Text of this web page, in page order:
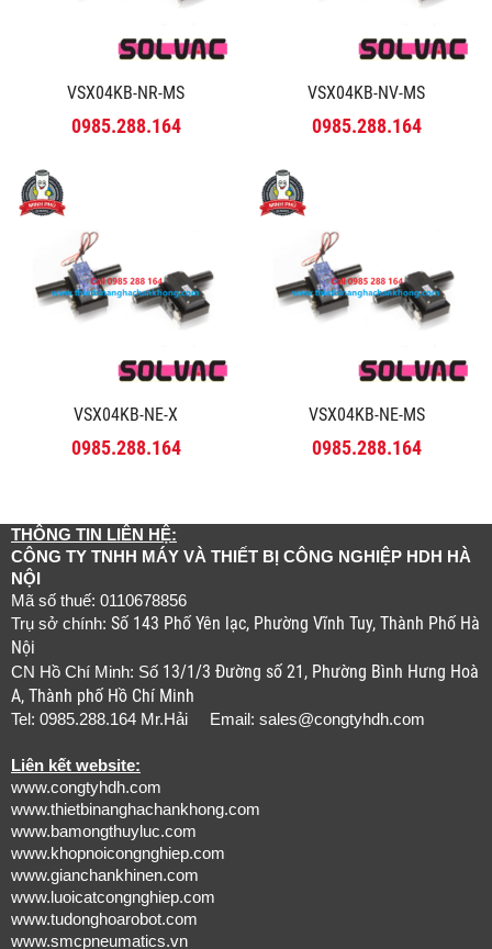
VSX04KB-NR-MS
0985.288.164
VSX04KB-NV-MS
0985.288.164
VSX04KB-NE-X
0985.288.164
VSX04KB-NE-MS
0985.288.164
THÔNG TIN LIÊN HỆ:
CÔNG TY TNHH MÁY VÀ THIẾT BỊ CÔNG NGHIỆP HDH HÀ
NỘI
Mã số thuế: 0110678856
Trụ sở chính: Số 143 Phố Yên lạc, Phường Vĩnh Tuy, Thành Phố Hà
Nội
CN Hồ Chí Minh: Số 13/1/3 Đường số 21, Phường Bình Hưng Hoà
A, Thành phố Hồ Chí Minh
Tel: 0985.288.164 Mr.Hải Email: sales@congtyhdh.com
Liên kết website:
www.congtyhdh.com
www.thietbinanghachankhong.com
www.bamongthuyluc.com
www.khopnoicongnghiep.com
www.gianchankhinen.com
www.luoicatcongnghiep.com
www.tudonghoarobot.com
www.smcpneumatics.vn